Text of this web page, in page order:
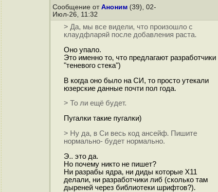
Сообщение от Аноним (39), 02-
Июл-26, 11:32
> Да, мы все видели, что произошло с
клаудфларяй после добавления раста.
Оно упало.
Это именно то, что предлагают разработчики
"теневого стека")
В когда оно было на СИ, то просто утекали
юзерские данные почти пол года.
> То ли ещё будет.
Пугалки такие пугалки)
> Ну да, в Си весь код ансейф. Пишите
нормально- будет нормально.
Э.. это да.
Но почему никто не пишет?
Ни разрабы ядра, ни диды которые Х11
делали, ни разработчики либ (сколько там
дыреней через библиотеки шрифтов?).